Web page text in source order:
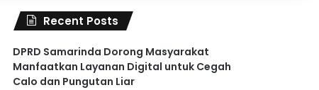
Recent Posts
DPRD Samarinda Dorong Masyarakat
Manfaatkan Layanan Digital untuk Cegah
Calo dan Pungutan Liar